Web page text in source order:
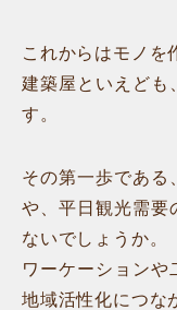
これからはモノを
建築屋といえども
す。
その第一歩である
や、平日観光需要
ないでしょうか。
ワーケーションや
地域活性化につな